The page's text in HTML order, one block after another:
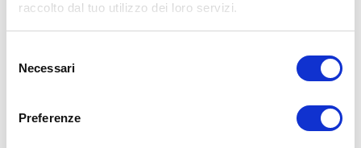
raccolto dal tuo utilizzo dei loro servizi.
delNecessari
Preferenze